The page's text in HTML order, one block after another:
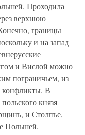
Проходила
верхнюю
границы
и на запад
и Вислой можно
пограничьем, из
конфликты. В
князя
и Столпъе,
Польшей.